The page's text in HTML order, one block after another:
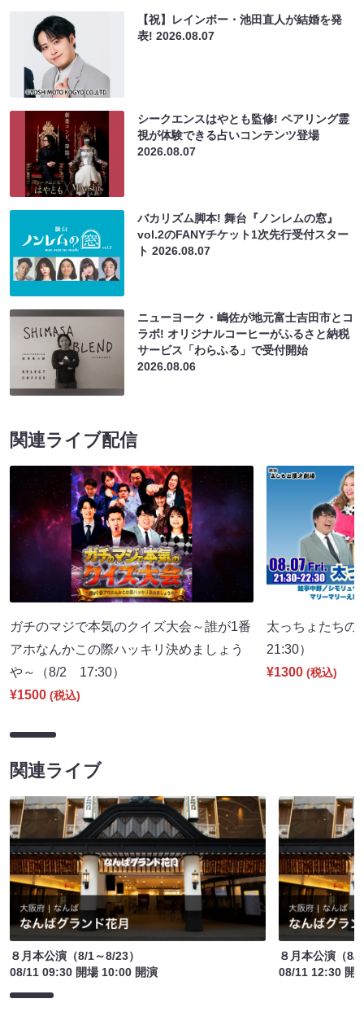
【祝】レインボー・池田直人が結婚を発
表!2026.08.07
シークエンスはやとも監修! ペアリング霊
視が体験できる占いコンテンツ登場
2026.08.07
バカリズム脚本! 舞台『ノンレムの窓』
vol.2のFANYチケット1次先行受付スター
ト2026.08.07
ニューヨーク・嶋佐が地元富士吉田市とコ
ラボ! オリジナルコーヒーがふるさと納税
サービス「わらふる」で受付開始
2026.08.06
関連ライブ配信
ガチのマジで本気のクイズ大会～誰が1番
アホなんかこの際ハッキリ決めましょう
や～（8/2 17:30）
¥1500 (税込)
太っちょたち
21:30）
¥1300 (税込)
関連ライブ
８月本公演（8/1～8/23）
08/11 09:30 開場 10:00 開演
８月本公演（8/
08/11 12:30 開